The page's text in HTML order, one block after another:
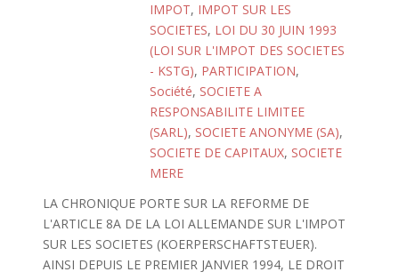
IMPOT, IMPOT SUR LES
SOCIETES, LOI DU 30 JUIN 1993
(LOI SUR L'IMPOT DES SOCIETES
- KSTG), PARTICIPATION,
Société, SOCIETE A
RESPONSABILITE LIMITEE
(SARL), SOCIETE ANONYME (SA),
SOCIETE DE CAPITAUX, SOCIETE
MERE
LA CHRONIQUE PORTE SUR LA REFORME DE
L'ARTICLE 8A DE LA LOI ALLEMANDE SUR L'IMPOT
SUR LES SOCIETES (KOERPERSCHAFTSTEUER).
AINSI DEPUIS LE PREMIER JANVIER 1994, LE DROIT